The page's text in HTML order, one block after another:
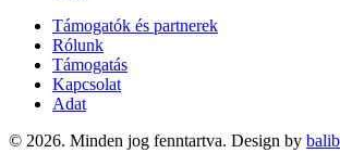
Támogatók és partnerek
Rólunk
Támogatás
Kapcsolat
Adat
© 2026. Minden jog fenntartva. Design by